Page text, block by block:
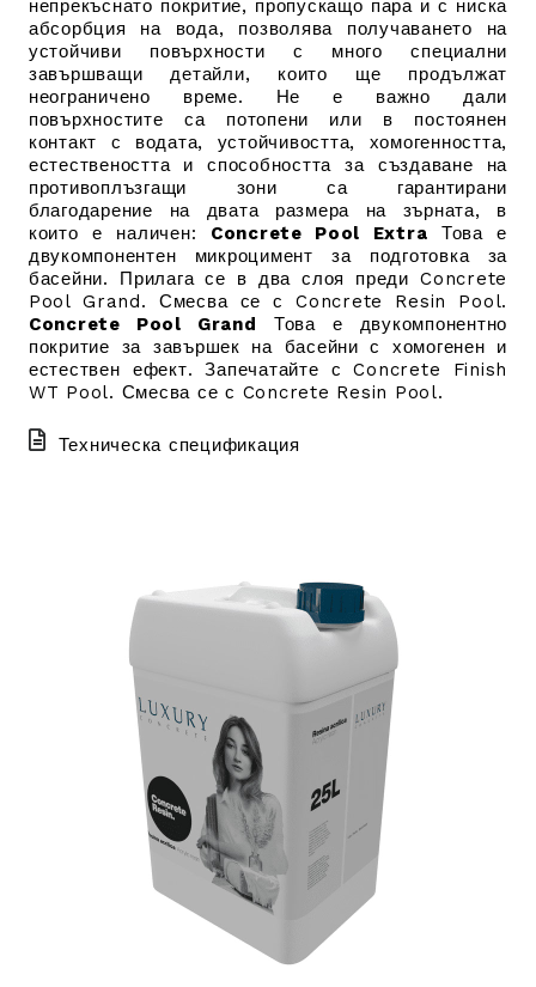
непрекъснато покритие, пропускащо пара и с ниска
абсорбция на вода, позволява получаването на
устойчиви повърхности с много специални
завършващи детайли, които ще продължат
неограничено време. Не е важно дали
повърхностите са потопени или в постоянен
контакт с водата, устойчивостта, хомогенността,
естествеността и способността за създаване на
противоплъзгащи зони са гарантирани
благодарение на двата размера на зърната, в
които е наличен: Concrete Pool Extra
Това е
двукомпонентен микроцимент за подготовка за
басейни. Прилага се в два слоя преди Concrete
Pool Grand. Смесва се с Concrete Resin Pool.
Concrete Pool Grand Това е двукомпонентно
покритие за завършек на басейни с хомогенен и
естествен ефект. Запечатайте с Concrete Finish
WT Pool. Смесва се с Concrete Resin Pool.
Техническа спецификация